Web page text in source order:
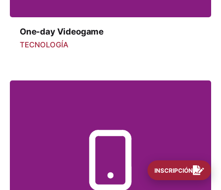
One-day Videogame
TECNOLOGÍA
INSCRIPCIÓN